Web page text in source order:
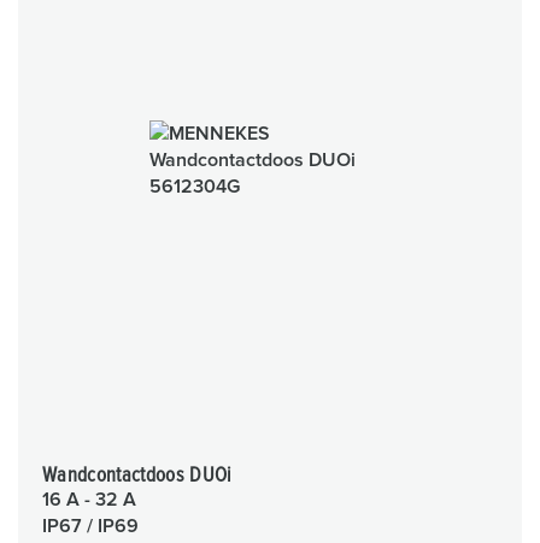
Wandcontactdoos DUOi
16 A - 32 A
IP67 / IP69